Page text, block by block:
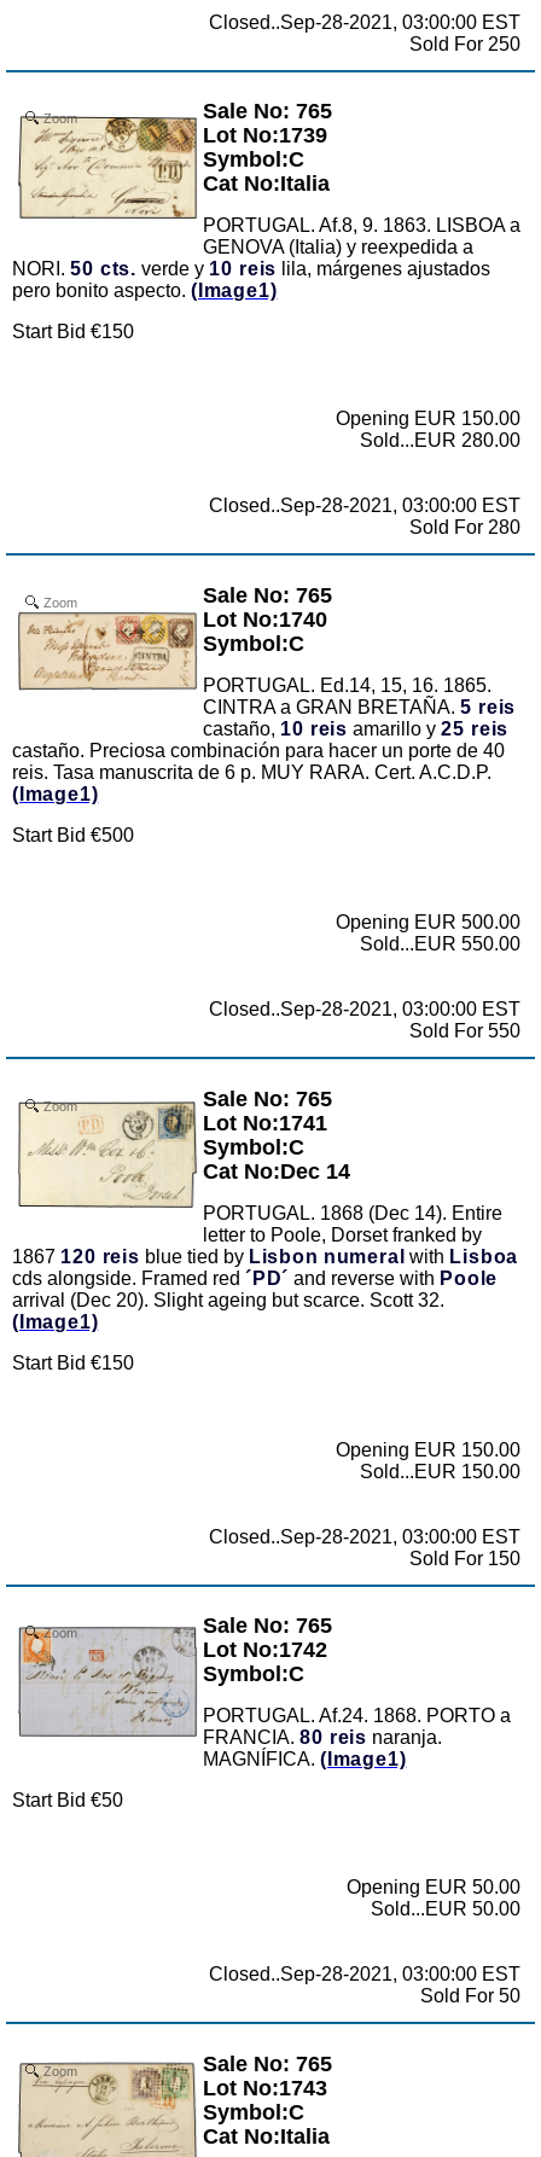
Closed..Sep-28-2021, 03:00:00 EST
Sold For 250
Zoom
Sale No: 765
Lot No:1739
Symbol:C
Cat No:Italia
PORTUGAL. Af.8, 9. 1863. LISBOA a
GENOVA (Italia) y reexpedida a
NORI. 50 cts. verde y 10 reis lila, márgenes ajustados
pero bonito aspecto. (Image1)
Start Bid €150
Opening EUR 150.00
Sold...EUR 280.00
Closed..Sep-28-2021, 03:00:00 EST
Sold For 280
Zoom
Sale No: 765
Lot No:1740
Symbol:C
PORTUGAL. Ed.14, 15, 16. 1865.
CINTRA a GRAN BRETAÑA. 5 reis
castaño, 10 reis amarillo y25 reis
castaño. Preciosa combinación para hacer un porte de 40
reis. Tasa manuscrita de 6 p. MUY RARA. Cert. A.C.D.P.
(Image1)
Start Bid €500
Opening EUR 500.00
Sold...EUR 550.00
Closed..Sep-28-2021, 03:00:00 EST
Sold For 550
Zoom
Sale No: 765
Lot No:1741
Symbol:C
Cat No:Dec 14
PORTUGAL. 1868 (Dec 14). Entire
letter to Poole, Dorset franked by
1867 120 reis blue tied by Lisbon numeral with Lisboa
cds alongside. Framed red ´PD´ and reverse with Poole
arrival (Dec 20). Slight ageing but scarce. Scott 32.
(Image1)
Start Bid €150
Opening EUR 150.00
Sold...EUR 150.00
Closed..Sep-28-2021, 03:00:00 EST
Sold For 150
Zoom
Sale No: 765
Lot No:1742
Symbol:C
PORTUGAL. Af.24. 1868. PORTO a
FRANCIA. 80 reis naranja.
MAGNÍFICA. (Image1)
Start Bid €50
Opening EUR 50.00
Sold...EUR 50.00
Closed..Sep-28-2021, 03:00:00 EST
Sold For 50
Zoom
Sale No: 765
Lot No:1743
Symbol:C
Cat No:Italia